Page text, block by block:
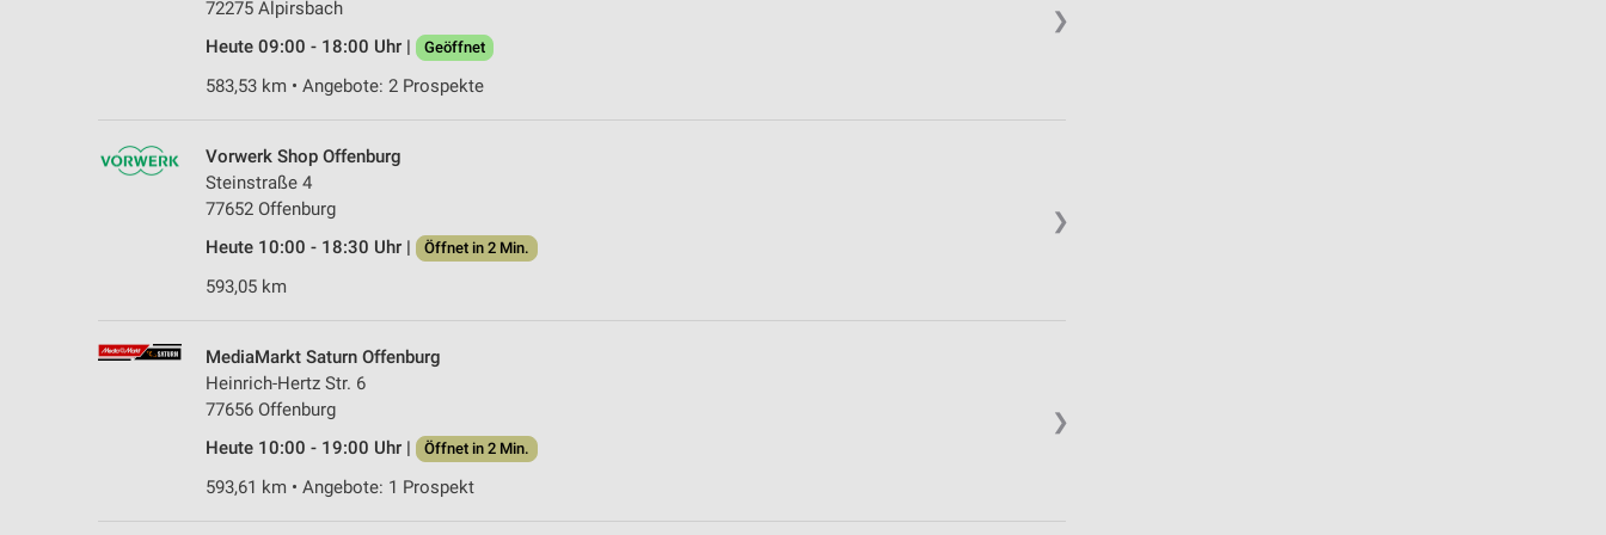
❯
72275 Alpirsbach
Heute 09:00 - 18:00 Uhr |
Geöffnet
583,53 km • Angebote: 2 Prospekte
❯
Vorwerk Shop Offenburg
Steinstraße 4
77652 Offenburg
Heute 10:00 - 18:30 Uhr |
Öffnet in 2 Min.
593,05 km
❯
MediaMarkt Saturn Offenburg
Heinrich-Hertz Str. 6
77656 Offenburg
Heute 10:00 - 19:00 Uhr |
Öffnet in 2 Min.
593,61 km • Angebote: 1 Prospekt